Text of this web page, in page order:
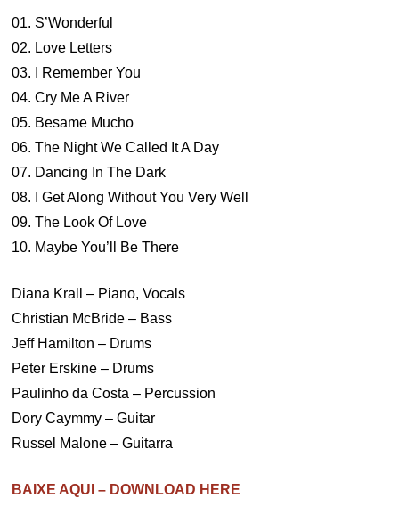
01. S’Wonderful
02. Love Letters
03. I Remember You
04. Cry Me A River
05. Besame Mucho
06. The Night We Called It A Day
07. Dancing In The Dark
08. I Get Along Without You Very Well
09. The Look Of Love
10. Maybe You’ll Be There
Diana Krall – Piano, Vocals
Christian McBride – Bass
Jeff Hamilton – Drums
Peter Erskine – Drums
Paulinho da Costa – Percussion
Dory Caymmy – Guitar
Russel Malone – Guitarra
BAIXE AQUI – DOWNLOAD HERE